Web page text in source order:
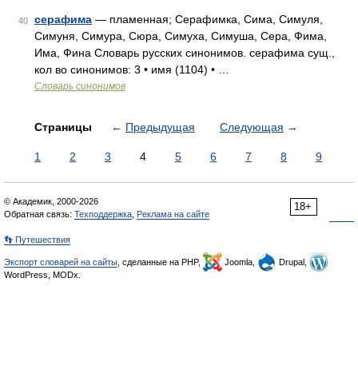
40 серафима — пламенная; Серафимка, Сима, Симуля,
Симуня, Симура, Сюра, Симуха, Симуша, Сера, Фима,
Има, Фина Словарь русских синонимов. серафима сущ.,
кол во синонимов: 3 • имя (1104) • …
Словарь синонимов
Страницы ← Предыдущая Следующая →
1 2 3 4 5 6 7 8 9
18+
© Академик, 2000-2026
Обратная связь: Техподдержка Реклама на сайте
👣 Путешествия
Экспорт словарей на сайты , сделанные на PHP, Joomla,
Drupal,
WordPress, MODx.